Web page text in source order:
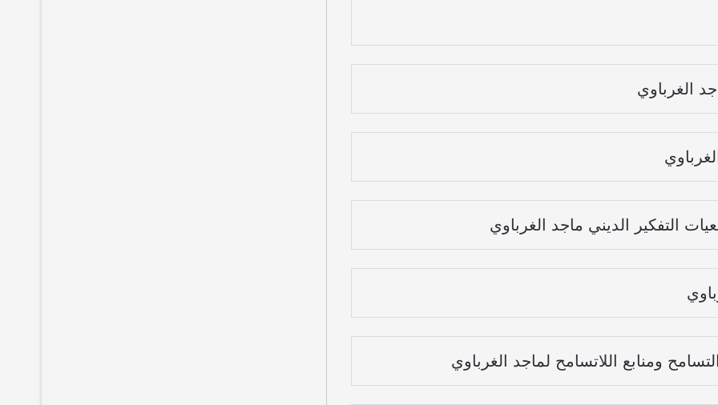
الغرباوي
التفكير الديني ماجد الغرباوي
ومنابع اللاتسامح لماجد الغرباوي